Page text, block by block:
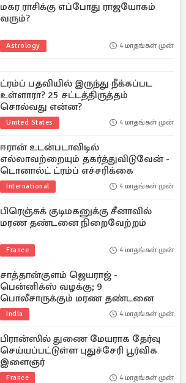
மகர ராசிக்கு எப்போது ராஜயோகம்
வரும்?
Astrology 4 மாதங்கள் முன்
ட்ரம்ப் பதவியில் இருந்து நீக்கப்பட
உள்ளாரா? 25 சட்டத்திருத்தம்
சொல்வது என்ன?
United States 4 மாதங்கள் முன்
ஈரான் உடன்படாவிடில்
எல்லாவற்றையும் தகர்த்துவிடுவேன் -
டொனால்ட் ட்ரம்ப் எச்சரிக்கை
International 4 மாதங்கள் முன்
பிரெஞ்சுக் குடிமகனுக்கு சீனாவில்
மரண தண்டனை நிறைவேற்றம்
France 4 மாதங்கள் முன்
சாத்தான்குளம் ஜெயராஜ் -
பென்னிக்ஸ் வழக்கு; 9
பொலீசாருக்கும் மரண தண்டனை
India 4 மாதங்கள் முன்
பிரான்ஸில் துணை மேயராக தேர்வு
செய்யப்பட்டுள்ள புதுச்சேரி பூர்விக
இளைஞர்
France 4 மாதங்கள் முன்